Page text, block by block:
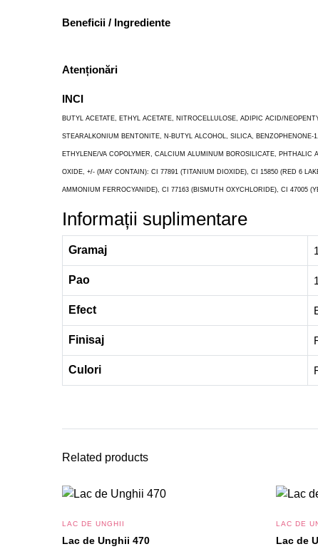
Beneficii / Ingrediente
Atenționări
INCI
BUTYL ACETATE, ETHYL ACETATE, NITROCELLULOSE, ADIPIC ACID/
STEARALKONIUM BENTONITE, N-BUTYL ALCOHOL, SILICA,
ETHYLENE/VA COPOLYMER, CALCIUM ALUMINUM BOROSILICATE,
OXIDE, +/- (MAY CONTAIN): CI 77891 (TITANIUM DIOXIDE), CI 15850 (RED 6
AMMONIUM FERROCYANIDE), CI 77163 (BISMUTH OXYCHLORIDE), CI 47005
Informații suplimentare
Gramaj
Pao
Efect
Finisaj
Culori
Related products
LAC DE UNGHII
Lac de Unghii 470
LAC DE
Lac de